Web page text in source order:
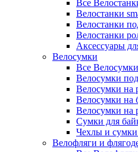
Все
Велостанки
Велостанки
Велостанки
Аксессуары
Велосумки
Все Велосумки
Велосумки
Велосумки на
Велосумки на
Велосумки на
Сумки для
Чехлы и сумки
Велофляги и